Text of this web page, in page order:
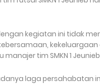
kegiatan ini tidak
manajer tim SMKN 1
laga persahabatan